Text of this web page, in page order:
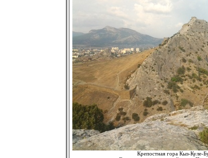
Крепостная гора Кыз-Куле-